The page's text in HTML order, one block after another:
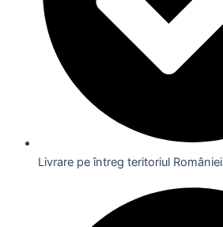
Livrare pe întreg teritoriul României